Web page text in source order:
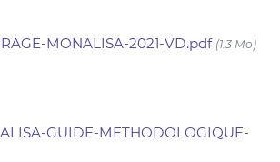
MONALISA-2021-VD.pdf (1.3 Mo)
GUIDE-METHODOLOGIQUE-